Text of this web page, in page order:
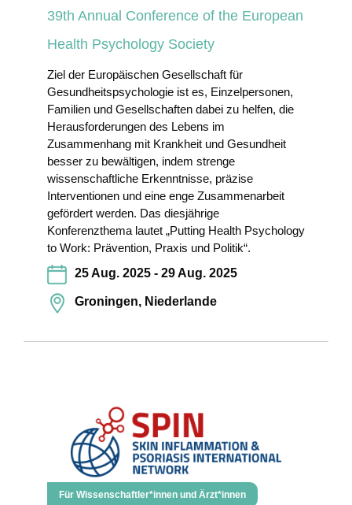
39th Annual Conference of the European
Health Psychology Society
Ziel der Europäischen Gesellschaft für
Gesundheitspsychologie ist es, Einzelpersonen,
Familien und Gesellschaften dabei zu helfen, die
Herausforderungen des Lebens im
Zusammenhang mit Krankheit und Gesundheit
besser zu bewältigen, indem strenge
wissenschaftliche Erkenntnisse, präzise
Interventionen und eine enge Zusammenarbeit
gefördert werden. Das diesjährige
Konferenzthema lautet „Putting Health Psychology
to Work: Prävention, Praxis und Politik“.
25 Aug. 2025 - 29 Aug. 2025
Groningen, Niederlande
Für Wissenschaftler*innen und Ärzt*innen